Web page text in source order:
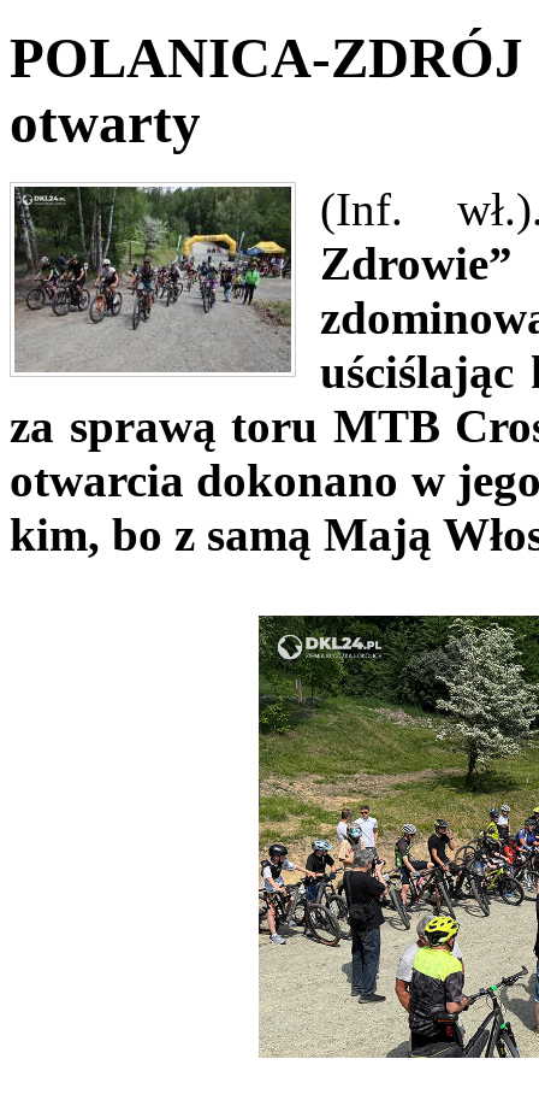
POLANICA-
otwarty
(Inf.
uściślając
za sprawą toru MTB
otwarcia dokonano w
kim, bo z samą Mają